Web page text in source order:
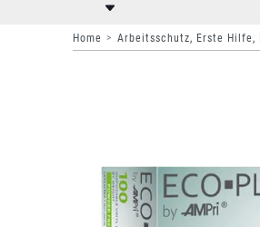
Home Arbeitsschutz, Erste Hilfe,